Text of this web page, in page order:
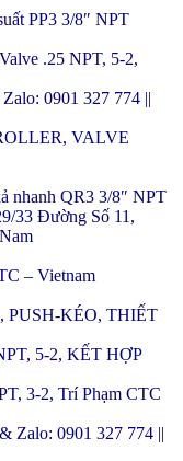
PP3 3/8″ NPT
.25 NPT, 5-2,
0901 327 774 ||
VALVE
nhanh QR3 3/8″ NPT
33 Đường Số 11,
– Vietnam
PUSH-KÉO, THIẾT
5-2, KẾT HỢP
3-2, Trí Phạm CTC
Zalo: 0901 327 774 ||